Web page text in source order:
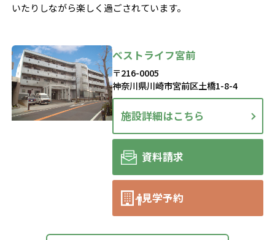
いたりしながら楽しく過ごされています。
ベストライフ宮前
〒216-0005
神奈川県川崎市宮前区土橋1-8-4
施設詳細はこちら
資料請求
見学予約